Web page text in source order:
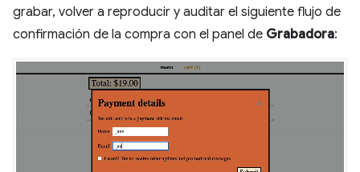
grabar, volver a reproducir y auditar el siguiente flujo de
confirmación de la compra con el panel de Grabadora: